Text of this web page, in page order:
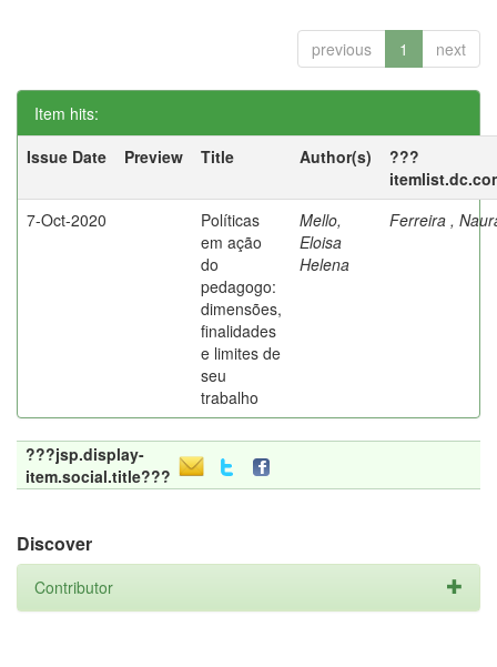
previous 1 next
Item hits:
Issue Date
Preview Title Author(s)
???
7-Oct-2020
Políticas
em ação
do
pedagogo:
dimensões,
finalidades
e limites de
seu
trabalho
Mello,
Eloisa
Helena
Ferreira ,
???jsp.display-
item.social.title???
Discover
Contributor